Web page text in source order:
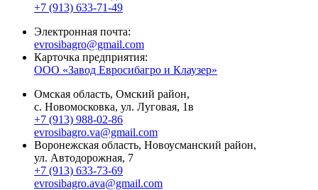
+7 (913) 633-71-49
Электронная почта:
evrosibagro@gmail.com
Карточка предприятия:
ООО «Завод Евросибагро и Клаузер»
Омская область, Омский район,
с. Новомосковка, ул. Луговая, 1в
+7 (913) 988-02-86
evrosibagro.va@gmail.com
Воронежская область, Новоусманский район,
ул. Автодорожная, 7
+7 (913) 633-73-69
evrosibagro.ava@gmail.com